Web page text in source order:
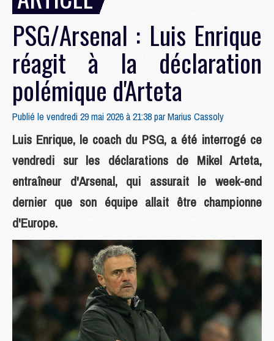
PSG/Arsenal : Luis Enrique
réagit à la déclaration
polémique d'Arteta
Publié le vendredi 29 mai 2026 à 21:38 parMarius Cassoly
Luis Enrique, le coach du PSG, a été interrogé ce
vendredi sur les déclarations de Mikel Arteta,
entraîneur d'Arsenal, qui assurait le week-end
dernier que son équipe allait être championne
d'Europe.